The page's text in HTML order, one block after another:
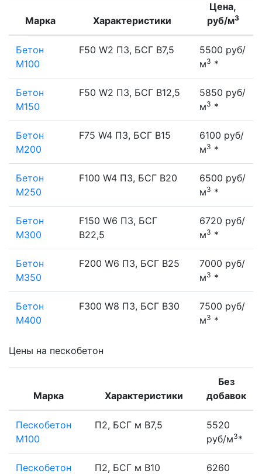
Марка Характеристики
Цена,
руб/м3
Бетон
М100
F50 W2 П3, БСГ В7,5
5500 руб/
м3 *
Бетон
М150
F50 W2 П3, БСГ В12,5
5850 руб/
м3 *
Бетон
М200
F75 W4 П3, БСГ В15
6100 руб/
м3 *
Бетон
М250
F100 W4 П3, БСГ В20
6500 руб/
м3 *
Бетон
М300
F150 W6 П3, БСГ
В22,5
6720 руб/
м3 *
Бетон
М350
F200 W6 П3, БСГ В25
7000 руб/
м3 *
Бетон
М400
F300 W8 П3, БСГ В30
7500 руб/
м3 *
Цены на пескобетон
Марка Характеристики
Без
добавок
Пескобетон
М100
П2, БСГ м В7,5
5520
руб/м3*
Пескобетон
П2, БСГ м В10
6260